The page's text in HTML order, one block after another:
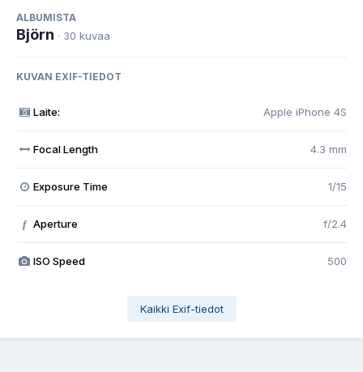
ALBUMISTA
Björn · 30 kuvaa
KUVAN EXIF-TIEDOT
Laite: Apple iPhone 4S
Focal Length 4.3 mm
Exposure Time 1/15
f Aperture f/2.4
ISO Speed 500
Kaikki Exif-tiedot